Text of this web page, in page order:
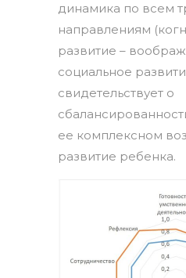
динамика по всем
направлениям
развитие –
социальное
свидетельствует о
ее комплексном
развитие ребенка.